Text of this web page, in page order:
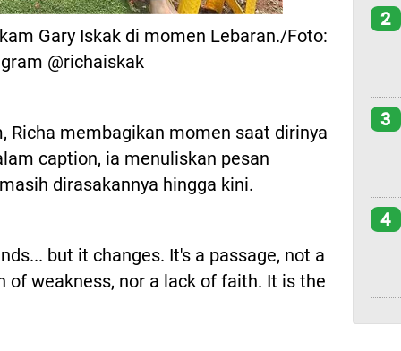
Gary Iskak di momen Lebaran./Foto:
@richaiskak
Richa membagikan momen saat dirinya
caption, ia menuliskan pesan
dirasakannya hingga kini.
but it changes. It's a passage, not a
of weakness, nor a lack of faith. It is the
2
3
4